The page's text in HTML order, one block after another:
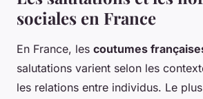
sociales en France
En France, les coutumes
salutations varient selon les
les relations entre individus. Le